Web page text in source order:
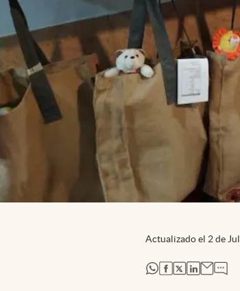
Actualizado el 2 de
abre en nueva
abre en nueva
abre en
abre en